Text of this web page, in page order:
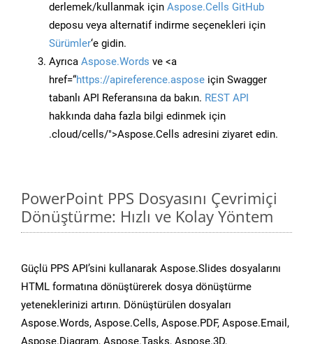
derlemek/kullanmak için Aspose.Cells GitHub
deposu veya alternatif indirme seçenekleri için
Sürümler‘e gidin.
Ayrıca Aspose.Words ve <a
href=“https://apireference.aspose için Swagger
tabanlı API Referansına da bakın. REST API
hakkında daha fazla bilgi edinmek için
.cloud/cells/">Aspose.Cells adresini ziyaret edin.
PowerPoint PPS Dosyasını Çevrimiçi
Dönüştürme: Hızlı ve Kolay Yöntem
Güçlü PPS API’sini kullanarak Aspose.Slides dosyalarını
HTML formatına dönüştürerek dosya dönüştürme
yeteneklerinizi artırın. Dönüştürülen dosyaları
Aspose.Words, Aspose.Cells, Aspose.PDF, Aspose.Email,
Aspose.Diagram, Aspose.Tasks, Aspose.3D,